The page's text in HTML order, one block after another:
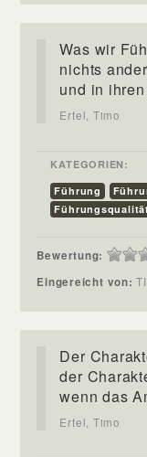
Was wir
nichts
und in
Ertel, Timo
KATEGORIEN:
Führung
Bewertung:
Eingereicht von:
Der
der
wenn das
Ertel, Timo